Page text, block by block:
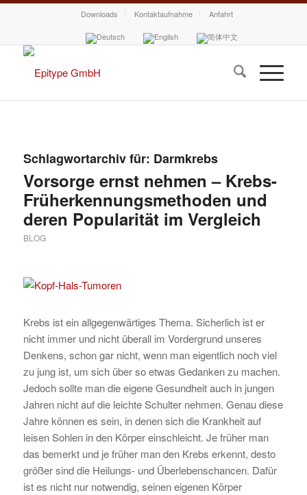
Downloads Kontaktaufnahme Anfahrt
Schlagwortarchiv für: Darmkrebs
Vorsorge ernst nehmen – Krebs-
Früherkennungsmethoden und
deren Popularität im Vergleich
BLOG
Krebs ist ein allgegenwärtiges Thema. Sicherlich ist er
nicht immer und nicht überall im Vordergrund unseres
Denkens, schon gar nicht, wenn man eigentlich noch viel
zu jung ist, um sich über so etwas Gedanken zu machen.
Jedoch sollte man die eigene Gesundheit auch in jungen
Jahren nicht auf die leichte Schulter nehmen. Genau diese
Jahre können es sein, in denen sich die Krankheit auf
leisen Sohlen in den Körper einschleicht. Je früher man
das bemerkt und je früher man den Krebs erkennt, desto
größer sind die Heilungs- und Überlebenschancen. Dafür
ist es nicht nur notwendig, seinen eigenen Körper